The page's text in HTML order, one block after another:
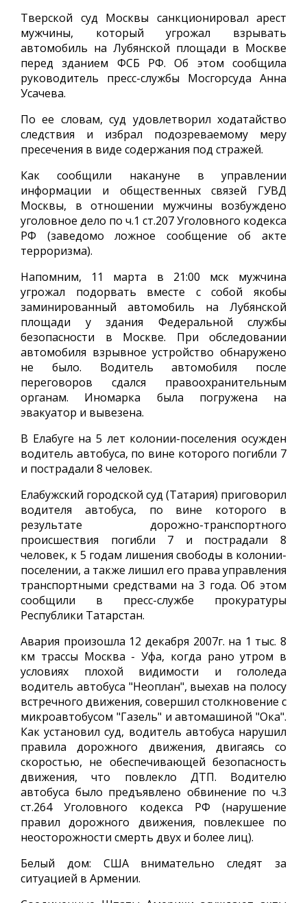
Тверской суд Москвы санкционировал арест
мужчины, который угрожал взрывать
автомобиль на Лубянской площади в Москве
перед зданием ФСБ РФ. Об этом сообщила
руководитель пресс-службы Мосгорсуда Анна
Усачева.
По ее словам, суд удовлетворил ходатайство
следствия и избрал подозреваемому меру
пресечения в виде содержания под стражей.
Как сообщили накануне в управлении
информации и общественных связей ГУВД
Москвы, в отношении мужчины возбуждено
уголовное дело по ч.1 ст.207 Уголовного кодекса
РФ (заведомо ложное сообщение об акте
терроризма).
Напомним, 11 марта в 21:00 мск мужчина
угрожал подорвать вместе с собой якобы
заминированный автомобиль на Лубянской
площади у здания Федеральной службы
безопасности в Москве. При обследовании
автомобиля взрывное устройство обнаружено
не было. Водитель автомобиля после
переговоров сдался правоохранительным
органам. Иномарка была погружена на
эвакуатор и вывезена.
В Елабуге на 5 лет колонии-поселения осужден
водитель автобуса, по вине которого погибли 7
и пострадали 8 человек.
Елабужский городской суд (Татария) приговорил
водителя автобуса, по вине которого в
результате дорожно-транспортного
происшествия погибли 7 и пострадали 8
человек, к 5 годам лишения свободы в колонии-
поселении, а также лишил его права управления
транспортными средствами на 3 года. Об этом
сообщили в пресс-службе прокуратуры
Республики Татарстан.
Авария произошла 12 декабря 2007г. на 1 тыс. 8
км трассы Москва - Уфа, когда рано утром в
условиях плохой видимости и гололеда
водитель автобуса "Неоплан", выехав на полосу
встречного движения, совершил столкновение с
микроавтобусом "Газель" и автомашиной "Ока".
Как установил суд, водитель автобуса нарушил
правила дорожного движения, двигаясь со
скоростью, не обеспечивающей безопасность
движения, что повлекло ДТП. Водителю
автобуса было предъявлено обвинение по ч.3
ст.264 Уголовного кодекса РФ (нарушение
правил дорожного движения, повлекшее по
неосторожности смерть двух и более лиц).
Белый дом: США внимательно следят за
ситуацией в Армении.